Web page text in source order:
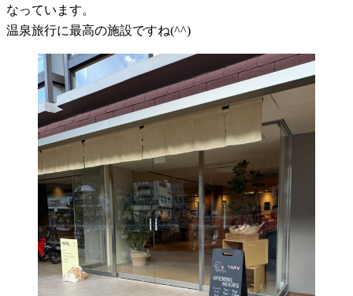
なっています。
温泉旅行に最高の施設ですね(^^)